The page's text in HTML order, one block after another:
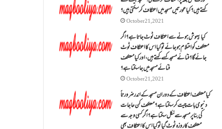
کہتے ہیں؟کیا عورتیں مسجد میں اعتکاف کر سکتی ہیں؟
October 21, 2021
کیا بیہوش ہونے سے اعتکاف ٹوٹ جاتا ہے؟ اگر
معتکف کو احتلام ہو جائے تو کیا اس کا اعتکاف ٹوٹ
جائے گا؟فنائے مسجد کسے کہتے ہیں ، اور کیا معتکف
فنائے مسجد میں جا سکتا ہے؟
October 21, 2021
کیا معتکف اعتکاف کے دوران مسجد کے اندر ضرورتاً
دنیوی بات چیت کر سکتا ہے؟معتکف کن حاجات
کی بنا پر مسجد سے نکل سکتا ہے؟ اگر کسی وجہ سے
معتکف کا روزہ ٹوٹ گیا تو کیا اس کا اعتکاف بھی